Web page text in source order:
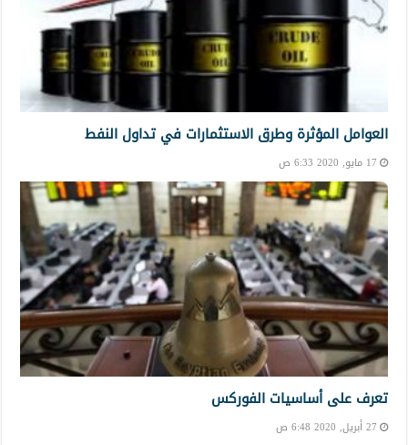
العوامل المؤثرة وطرق الاستثمارات في تداول النفط
17 مايو, 2020 6:33 ص
تعرف على أساسيات الفوركس
27 أبريل, 2020 6:48 ص